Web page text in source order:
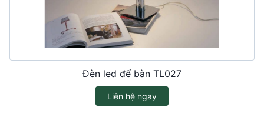
Đèn led để bàn TL027
Liên hệ ngay